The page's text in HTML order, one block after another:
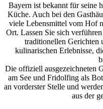
Bayern ist bekannt für seine
Küche. Auch bei den
viele Lebensmittel vom Hof
Ort. Lassen Sie sich
traditionellen Gerichten
kulinarischen Erlebnisse,
Die offiziell ausgezeichneten
am See und Fridolfing als
an vorderster Stelle und
aus der